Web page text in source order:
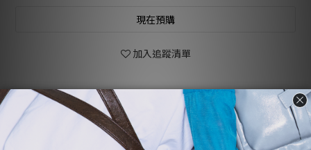
現在預購
加入追蹤清單
商品描述 顧客評價